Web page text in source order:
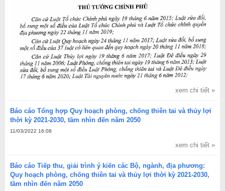
xem chi tiết »
Báo cáo Tổng hợp Quy hoạch phòng, chống thiên tai và thủy lợi
thời kỳ 2021-2030, tầm nhìn đến năm 2050
11/03/2022 16:08
xem chi tiết »
Báo cáo Tiếp thu, giải trình ý kiến các Bộ, ngành, địa phương:
Quy hoạch phòng, chống thiên tai và thủy lợi thời kỳ 2021-2030,
tầm nhìn đến năm 2050